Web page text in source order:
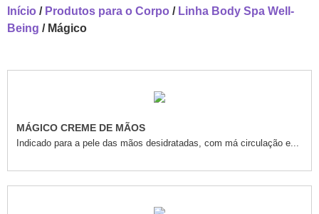
Início / Produtos para o Corpo / Linha Body Spa Well-
Being / Mágico
MÁGICO CREME DE MÃOS
Indicado para a pele das mãos desidratadas, com má circulação e...